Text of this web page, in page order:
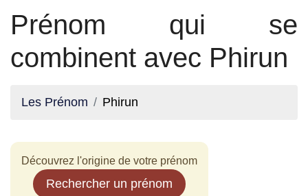
Prénom qui se
combinent avec Phirun
Les Prénom Phirun
Découvrez l'origine de votre prénom
Rechercher un prénom